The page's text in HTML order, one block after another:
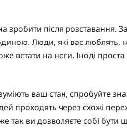
після розставання.
Люди, які вас люблять,
встати на ноги. Іноді
ваш стан, спробуйте
проходять через схожі
так ви дозволяєте собі бути